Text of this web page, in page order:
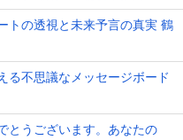
トの透視と未来予言の真実 鶴
る不思議なメッセージボード
とうございます。あなたの